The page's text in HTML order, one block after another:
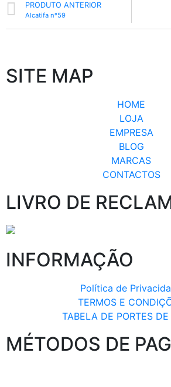
PRODUTO ANTERIOR
Alcatifa nº59
SITE MAP
HOME
LOJA
EMPRESA
BLOG
MARCAS
CONTACTOS
LIVRO DE
INFORMAÇÃO
Política de
TERMOS E
TABELA DE PORTES
MÉTODOS DE